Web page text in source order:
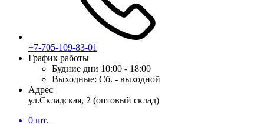
+7-705-109-83-01
График работы
Будние дни 10:00 - 18:00
Выходные: Сб. - выходной
Адрес
ул.Складская, 2 (оптовый склад)
0 шт.